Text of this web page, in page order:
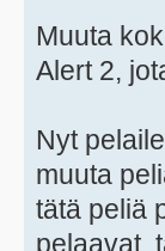
Muuta
Alert 2,
Nyt
muuta
tätä peliä
pelaavat,